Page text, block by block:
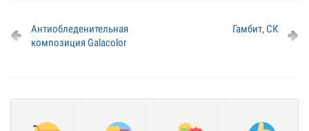
Антиобледенительная
композиция Galacolor
Гамбит, СК